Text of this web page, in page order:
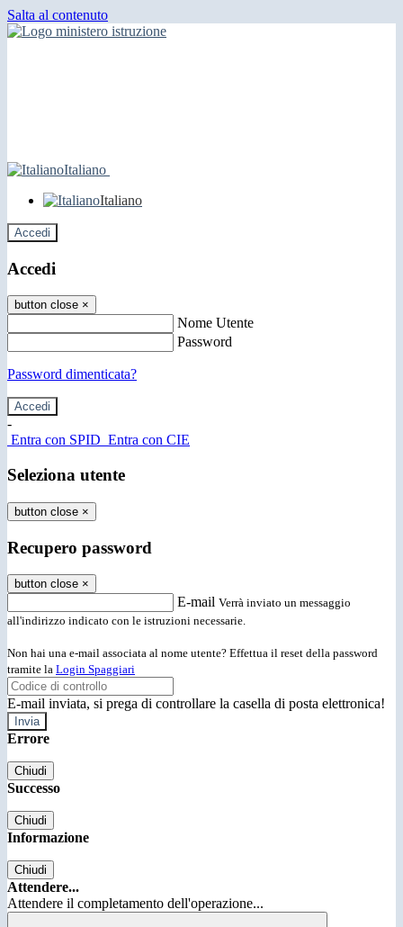
Salta al contenuto
Italiano
Italiano
Accedi
Accedi
button close ×
Nome Utente
Password
Password dimenticata?
-
Entra con SPID Entra con CIE
Seleziona utente
button close ×
Recupero password
button close ×
E-mail Verrà inviato un messaggio
all'indirizzo indicato con le istruzioni necessarie.
Non hai una e-mail associata al nome utente? Effettua il reset della password
tramite la Login Spaggiari
E-mail inviata, si prega di controllare la casella di posta elettronica!
Errore
Chiudi
Successo
Chiudi
Informazione
Chiudi
Attendere...
Attendere il completamento dell'operazione...